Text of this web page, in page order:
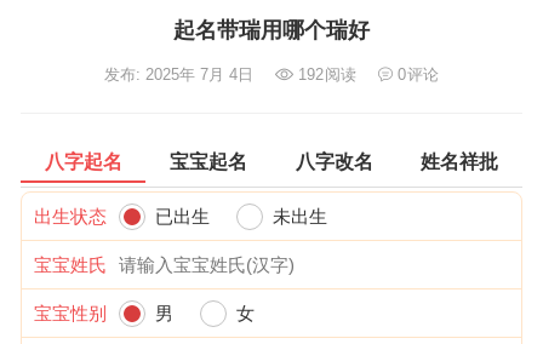
起名带瑞用哪个瑞好
发布: 2025年 7月 4日 192阅读 0评论
八字起名 宝宝起名 八字改名 姓名祥批
出生状态 已出生 未出生
宝宝姓氏
宝宝性别 男 女